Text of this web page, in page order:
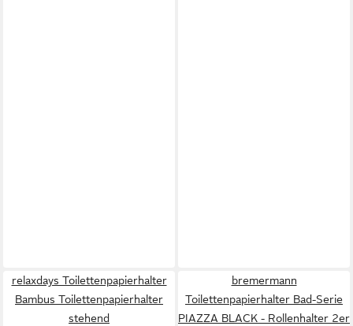
relaxdays Toilettenpapierhalter
Bambus Toilettenpapierhalter
stehend
bremermann
Toilettenpapierhalter Bad-Serie
PIAZZA BLACK - Rollenhalter 2er